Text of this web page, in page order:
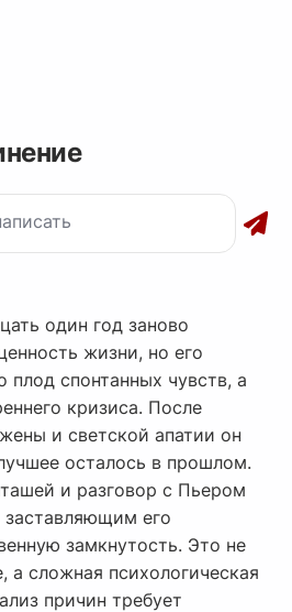
один год заново
жизни, но его
спонтанных чувств, а
кризиса. После
и светской апатии он
осталось в прошлом.
и разговор с Пьером
заставляющим его
замкнутость. Это не
а сложная психологическая
причин требует